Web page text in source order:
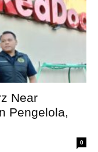
Near
Pengelola,
0